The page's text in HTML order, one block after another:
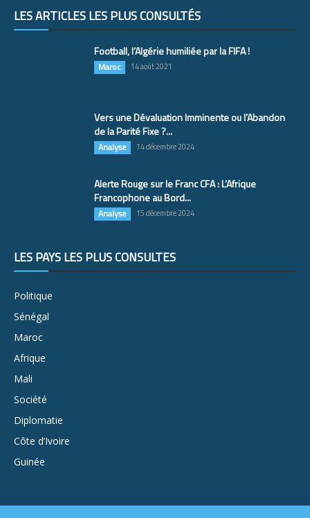
LES ARTICLES LES PLUS CONSULTÉS
Football, l’Algérie humiliée par la FIFA !
Maroc 14 août 2021
Vers une Dévaluation Imminente ou l’Abandon
de la Parité Fixe ?...
Analyse 14 décembre 2024
Alerte Rouge sur le Franc CFA : L’Afrique
Francophone au Bord...
Analyse 15 décembre 2024
LES PAYS LES PLUS CONSULTÉS
Politique
Sénégal
Maroc
Afrique
Mali
Société
Diplomatie
Côte d’Ivoire
Guinée